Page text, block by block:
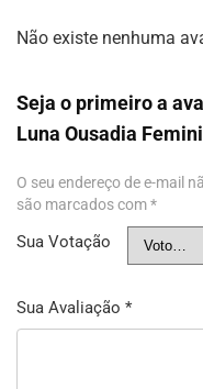
Não existe nenhuma
Seja o primeiro a
Luna Ousadia
O seu endereço de e-mail
são marcados com*
Sua Votação
Sua Avaliação *